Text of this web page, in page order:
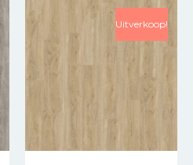
Uitverkoop!